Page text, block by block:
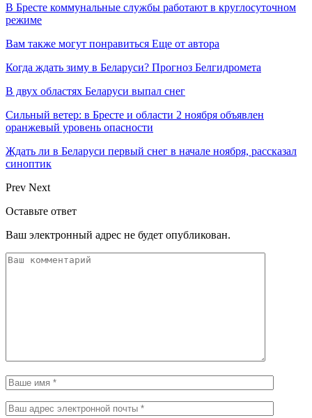
В Бресте коммунальные службы работают в круглосуточном
режиме
Вам также могут понравиться Еще от автора
Когда ждать зиму в Беларуси? Прогноз Белгидромета
В двух областях Беларуси выпал снег
Сильный ветер: в Бресте и области 2 ноября объявлен
оранжевый уровень опасности
Ждать ли в Беларуси первый снег в начале ноября, рассказал
синоптик
Prev Next
Оставьте ответ
Ваш электронный адрес не будет опубликован.